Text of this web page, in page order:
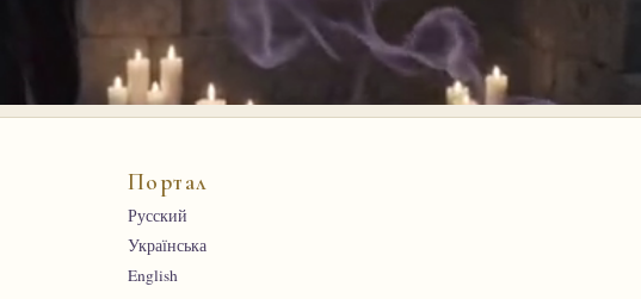
Портал
Русский
Українська
English